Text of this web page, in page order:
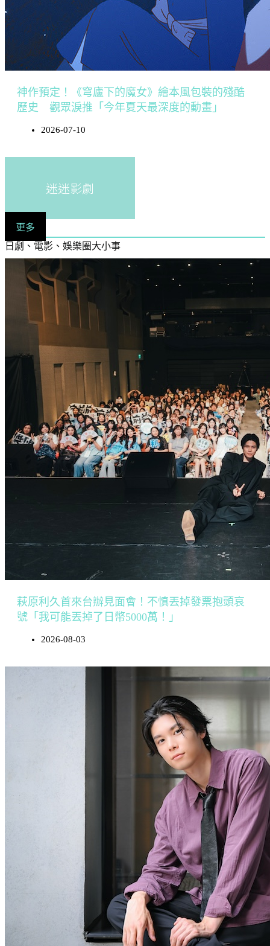
神作預定！《穹廬下的魔女》繪本風包裝的殘酷
歷史 觀眾淚推「今年夏天最深度的動畫」
2026-07-10
迷迷影劇
更多
日劇、電影、娛樂圈大小事
萩原利久首來台辦見面會！不慎丟掉發票抱頭哀
號「我可能丟掉了日幣5000萬！」
2026-08-03